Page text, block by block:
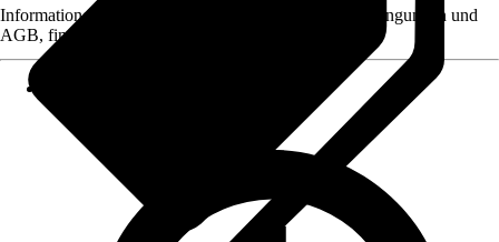
Informationen des Verkäufers, wie z. B. Rückgabebedingungen und
AGB, finden Sie bei Klick auf den Verkäufernamen.